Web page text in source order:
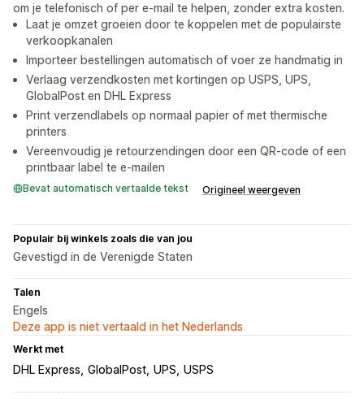
om je telefonisch of per e-mail te helpen, zonder extra kosten.
Laat je omzet groeien door te koppelen met de populairste
verkoopkanalen
Importeer bestellingen automatisch of voer ze handmatig in
Verlaag verzendkosten met kortingen op USPS, UPS,
GlobalPost en DHL Express
Print verzendlabels op normaal papier of met thermische
printers
Vereenvoudig je retourzendingen door een QR-code of een
printbaar label te e-mailen
Bevat automatisch vertaalde tekst Origineel weergeven
Populair bij winkels zoals die van jou
Gevestigd in de Verenigde Staten
Talen
Engels
Deze app is niet vertaald in het Nederlands
Werkt met
DHL Express GlobalPost UPS USPS